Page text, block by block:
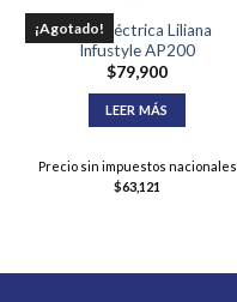
¡Agotado!
Pava Eléctrica Liliana
Infustyle AP200
$79,900
LEER MÁS
Precio sin impuestos nacionales
$63,121